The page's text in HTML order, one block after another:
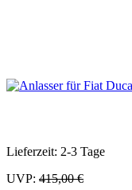
Lieferzeit: 2-3 Tage
UVP: 415,00 €